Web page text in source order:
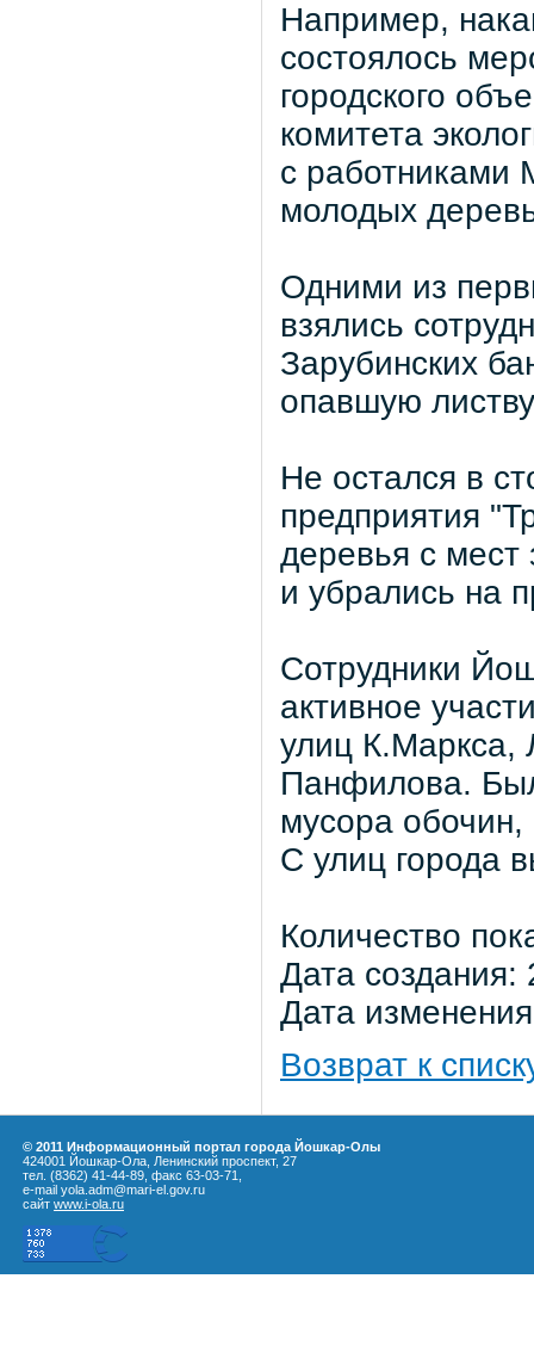
Например,
состоялось
городского
комитета
с работниками
молодых
Одними из
взялись
Зарубинских
опавшую
Не остался в
предприятия
деревья с мест
и убрались на
Сотрудники
активное
улиц К.Маркса,
Панфилова.
мусора обочин,
С улиц города
Количество
Дата
Дата
Возврат к
© 2011 Информационный портал города Йошкар-Олы
424001 Йошкар-Ола, Ленинский проспект, 27
тел. (8362) 41-44-89, факс 63-03-71,
e-mail yola.adm@mari-el.gov.ru
сайт www.i-ola.ru